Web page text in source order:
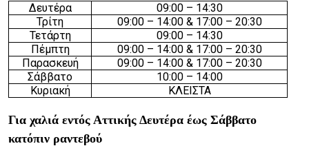
Δευτέρα
09:00 – 14:30
Τρίτη
09:00 – 14:00 & 17:00 – 20:30
Τετάρτη
09:00 – 14:30
Πέμπτη
09:00 – 14:00 & 17:00 – 20:30
Παρασκευή
09:00 – 14:00 & 17:00 – 20:30
Σάββατο
10:00 – 14:00
Κυριακή
ΚΛΕΙΣΤΑ
Για χαλιά εντός Αττικής Δευτέρα έως Σάββατο
κατόπιν ραντεβού